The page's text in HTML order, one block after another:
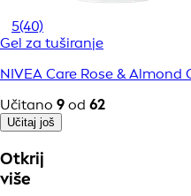
5(40)
Gel za tuširanje
NIVEA Care Rose &
Učitano 9 od 62
Učitaj još
Otkrij
više